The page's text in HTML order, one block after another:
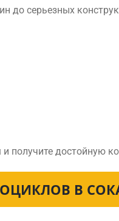
до серьезных
получите достойную
В